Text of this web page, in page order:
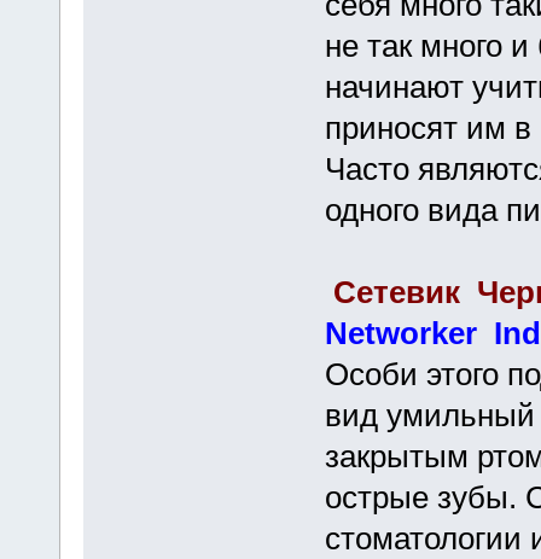
не так много
начинают
приносят им
Часто
одного вида
Сетевик
Networker
Особи этого
вид умильный
закрытым
острые зубы.
стоматологии